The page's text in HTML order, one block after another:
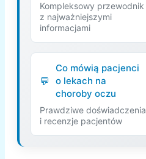
Kompleksowy przewodnik
z najważniejszymi
informacjami
Co mówią pacjenci
o lekach na
choroby oczu
Prawdziwe doświadczenia
i recenzje pacjentów